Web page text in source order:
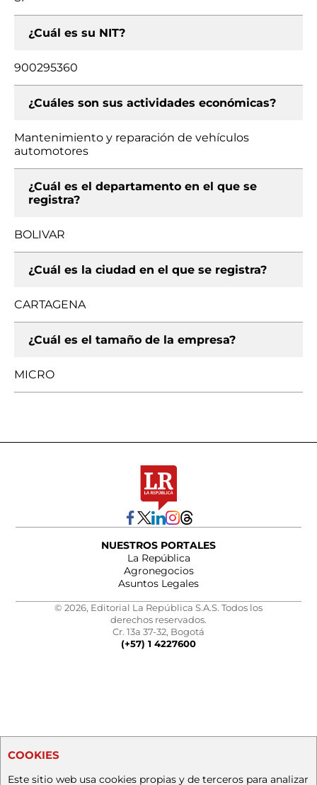
¿Cuál es su NIT?
900295360
¿Cuáles son sus actividades económicas?
Mantenimiento y reparación de vehículos
automotores
¿Cuál es el departamento en el que se
registra?
BOLIVAR
¿Cuál es la ciudad en el que se registra?
CARTAGENA
¿Cuál es el tamaño de la empresa?
MICRO
NUESTROS PORTALES
La República
Agronegocios
Asuntos Legales
© 2026, Editorial La República S.A.S. Todos los
derechos reservados.
Cr. 13a 37-32, Bogotá
(+57) 1 4227600
COOKIES
Este sitio web usa cookies propias y de terceros para analizar